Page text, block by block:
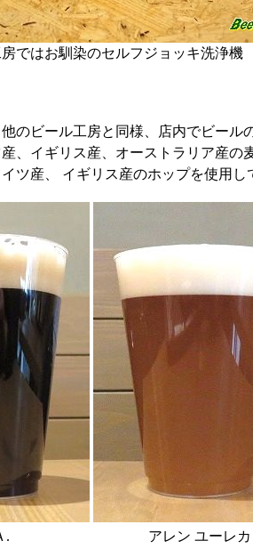
ではお馴染のセルフジョッキ洗浄機
のビール工房と同様、店内でビール
、イギリス産、オーストラリア産の
ツ産、 イギリス産のホップを使用し
. アレン ユーレカ